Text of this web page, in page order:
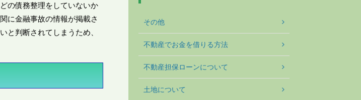
の債務整理をしていないか
に金融事故の情報が掲載さ
と判断されてしまうため、
その他
不動産でお金を借りる方法
不動産担保ローンについて
土地について